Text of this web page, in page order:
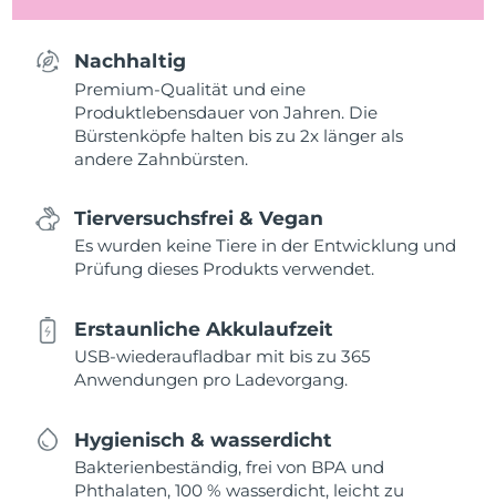
Nachhaltig
Premium-Qualität und eine
Produktlebensdauer von Jahren. Die
Bürstenköpfe halten bis zu 2x länger als
andere Zahnbürsten.
Tierversuchsfrei & Vegan
Es wurden keine Tiere in der Entwicklung und
Prüfung dieses Produkts verwendet.
Erstaunliche Akkulaufzeit
USB-wiederaufladbar mit bis zu 365
Anwendungen pro Ladevorgang.
Hygienisch & wasserdicht
Bakterienbeständig, frei von BPA und
Phthalaten, 100 % wasserdicht, leicht zu